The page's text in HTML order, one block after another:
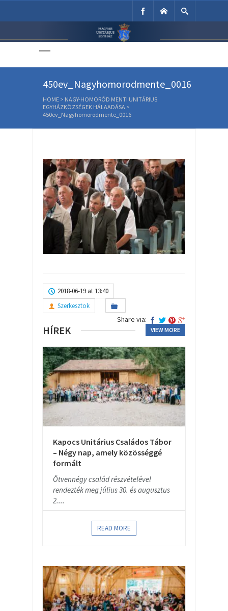
Unitárius Egyház
450ev_Nagyhomorodmente_0016
HOME > NAGY-HOMORÓD MENTI UNITÁRIUS
EGYHÁZKÖZSÉGEK HÁLAADÁSA >
450ev_Nagyhomorodmente_0016
2018-06-19 at 13:40
Szerkesztok
Share via:
HÍREK VIEW MORE
Kapocs Unitárius Családos Tábor
– Négy nap, amely közösséggé
formált
Ötvennégy család részvételével
rendezték meg július 30. és augusztus
2....
READ MORE